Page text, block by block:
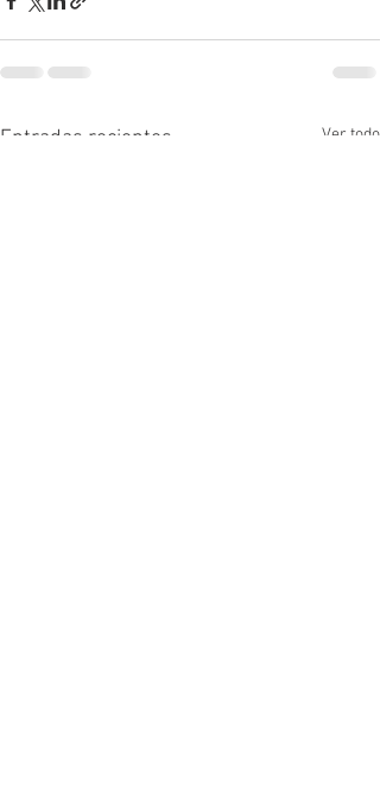
Entradas recientes Ver todo